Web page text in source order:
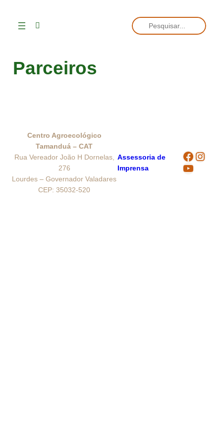
para
Pesquisar
Parceiros
Centro Agroecológico
Tamanduá – CAT
Rua Vereador João H Dornelas,
276
Lourdes – Governador Valadares
CEP: 35032-520
Assessoria de
Imprensa